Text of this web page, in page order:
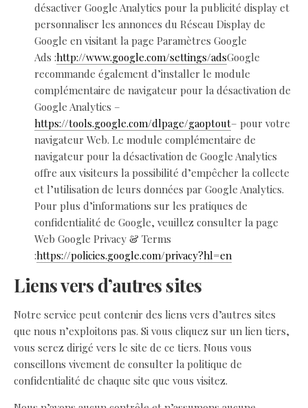
désactiver Google Analytics pour la publicité display et
personnaliser les annonces du Réseau Display de
Google en visitant la page Paramètres Google
Ads :http://www.google.com/settings/adsGoogle
recommande également d’installer le module
complémentaire de navigateur pour la désactivation de
Google Analytics –
https://tools.google.com/dlpage/gaoptout– pour votre
navigateur Web. Le module complémentaire de
navigateur pour la désactivation de Google Analytics
offre aux visiteurs la possibilité d’empêcher la collecte
et l’utilisation de leurs données par Google Analytics.
Pour plus d’informations sur les pratiques de
confidentialité de Google, veuillez consulter la page
Web Google Privacy & Terms
:https://policies.google.com/privacy?hl=en
Liens vers d’autres sites
Notre service peut contenir des liens vers d’autres sites
que nous n’exploitons pas. Si vous cliquez sur un lien tiers,
vous serez dirigé vers le site de ce tiers. Nous vous
conseillons vivement de consulter la politique de
confidentialité de chaque site que vous visitez.